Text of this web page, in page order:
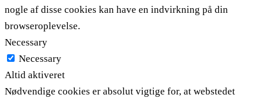
nogle af disse cookies kan have en indvirkning på din
browseroplevelse.
Necessary
Necessary
Altid aktiveret
Nødvendige cookies er absolut vigtige for, at webstedet